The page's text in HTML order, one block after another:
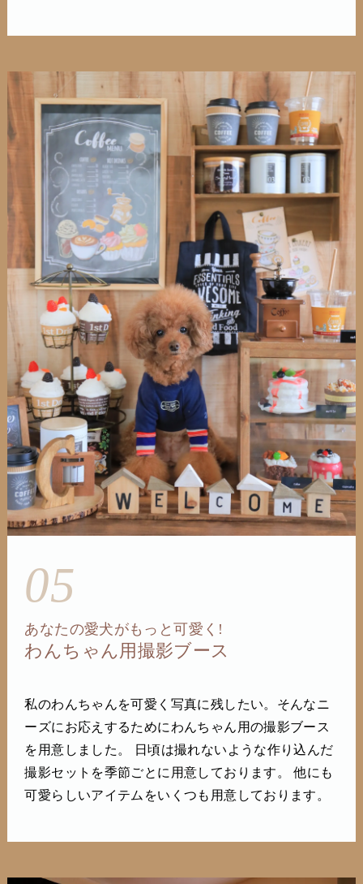
05
あなたの愛犬がもっと可愛く!
わんちゃん用撮影ブース
私のわんちゃんを可愛く写真に残したい。そんなニ
ーズにお応えするためにわんちゃん用の撮影ブース
を用意しました。 日頃は撮れないような作り込んだ
撮影セットを季節ごとに用意しております。 他にも
可愛らしいアイテムをいくつも用意しております。